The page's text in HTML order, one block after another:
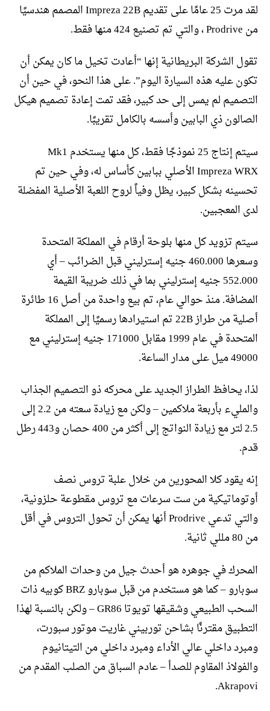
لقد مرت 25 عامًا على تقديم Impreza 22B المصمم هندسيًا
من Prodrive ، والتي تم تصنيع 424 منها فقط.
تقول الشركة البريطانية إنها “أعادت تخيل ما كان يمكن أن
تكون عليه هذه السيارة اليوم”. على هذا النحو، في حين أن
التصميم لم يمس إلى حد كبير، فقد تمت إعادة تصميم هيكل
الصالون ذي البابين وأسسه بالكامل تقريبًا.
سيتم إنتاج 25 نموذجًا فقط، كل منها يستخدم Mk1
Impreza WRX الأصلي ببابين كأساس له، وفي حين تم
تحسينه بشكل كبير، يظل وفياً لروح اللعبة الأصلية المفضلة
لدى المعجبين.
سيتم تزويد كل منها بلوحة أرقام في المملكة المتحدة
وسعرها 460.000 جنيه إسترليني قبل الضرائب – أي
552.000 جنيه إسترليني بما في ذلك ضريبة القيمة
المضافة. منذ حوالي عام، تم بيع واحدة من أصل 16 طائرة
أصلية من طراز 22B تم استيرادها رسميًا إلى المملكة
المتحدة في عام 1999 مقابل 171000 جنيه إسترليني مع
49000 ميل على مدار الساعة.
لذا، يحافظ الطراز الجديد على محركه ذو التصميم الجذاب
والمليء بأربعة ملاكمين – ولكن مع زيادة سعته من 2.2 إلى
2.5 لتر مع زيادة النواتج إلى أكثر من 400 حصان و443 رطل
قدم.
إنه يقود كلا المحورين من خلال علبة تروس نصف
أوتوماتيكية من ست سرعات مع تروس مقطوعة حلزونية،
والتي تدعي Prodrive أنها يمكن أن تحول التروس في أقل
من 80 مللي ثانية.
المحرك في جوهره هو أحدث جيل من وحدات الملاكم من
سوبارو – كما هو مستخدم من قبل سوبارو BRZ كوبيه ذات
السحب الطبيعي وشقيقها تويوتا GR86 – ولكن بالنسبة لهذا
التطبيق مقترنًا بشاحن توربيني غاريت موتور سبورت،
ومبرد داخلي عالي الأداء ومبرد داخلي من التيتانيوم
والفولاذ المقاوم للصدأ – عادم السباق من الصلب المقدم من
Akrapovi.